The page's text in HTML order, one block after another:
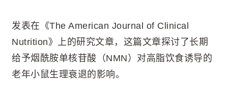
发表在《The American Journal of Clinical
Nutrition》上的研究文章，这篇文章探讨了长期
给予烟酰胺单核苷酸（NMN）对高脂饮食诱导的
老年小鼠生理衰退的影响。